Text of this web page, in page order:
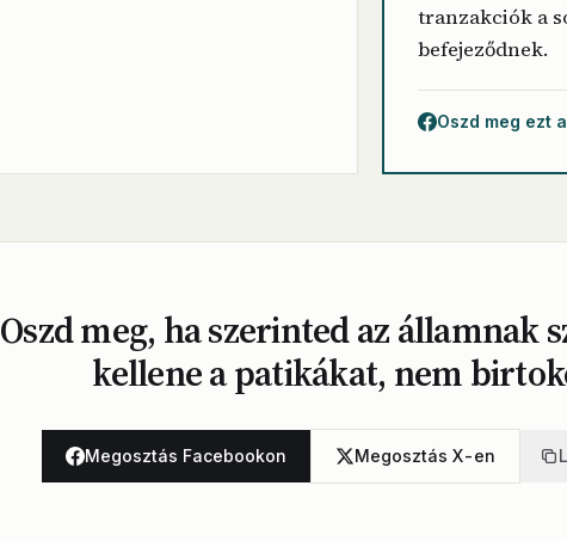
tranzakciók a
befejeződnek.
Oszd meg ezt
Oszd meg, ha szerinted az államnak
kellene a patikákat, nem
Megosztás Facebookon Megosztás X-en